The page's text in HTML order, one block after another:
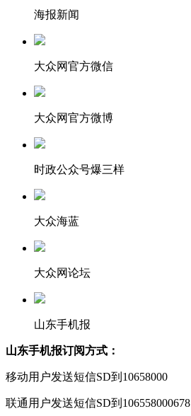
海报新闻
大众网官方微信
大众网官方微博
时政公众号爆三样
大众海蓝
大众网论坛
山东手机报
山东手机报订阅方式：
移动用户发送短信SD到10658000
联通用户发送短信SD到106558000678